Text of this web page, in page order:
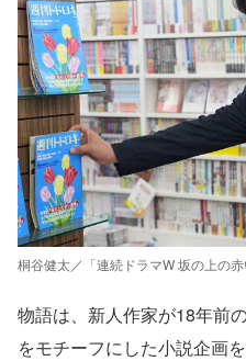
桐谷健太／「連続ドラマW 坂の上の
物語は、新人作家が18年前
をモチーフにした小説企画